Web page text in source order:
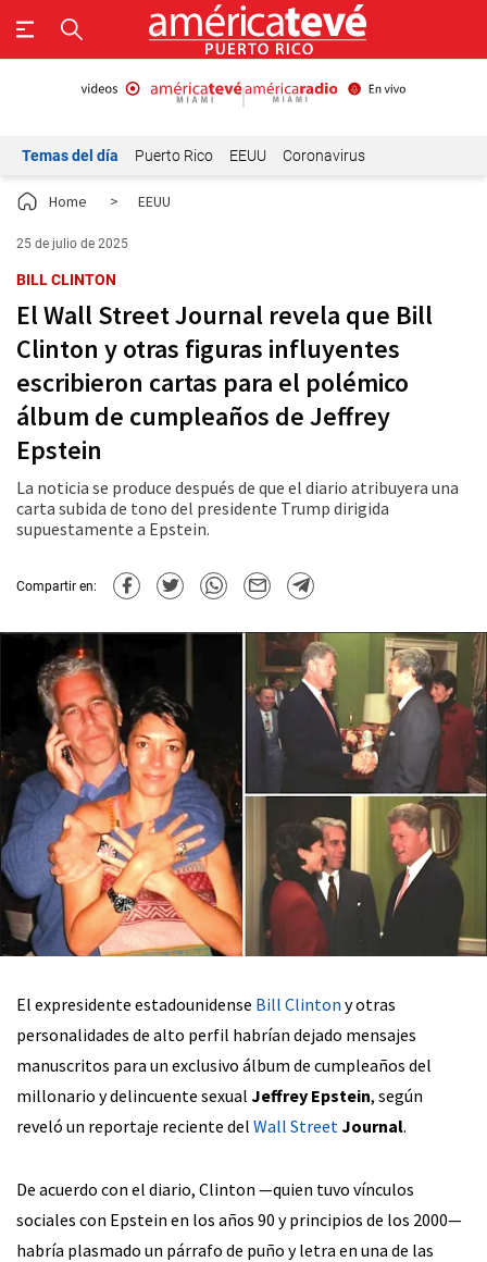
Temas del día Puerto Rico EEUU Coronavirus
Home > EEUU
25 de julio de 2025
BILL CLINTON
El Wall Street Journal revela que Bill
Clinton y otras figuras influyentes
escribieron cartas para el polémico
álbum de cumpleaños de Jeffrey
Epstein
La noticia se produce después de que el diario atribuyera una
carta subida de tono del presidente Trump dirigida
supuestamente a Epstein.
Compartir en:
El expresidente estadounidense Bill Clinton y otras
personalidades de alto perfil habrían dejado mensajes
manuscritos para un exclusivo álbum de cumpleaños del
millonario y delincuente sexual Jeffrey Epstein, según
reveló un reportaje reciente del Wall Street Journal.
De acuerdo con el diario, Clinton —quien tuvo vínculos
sociales con Epstein en los años 90 y principios de los 2000—
habría plasmado un párrafo de puño y letra en una de las